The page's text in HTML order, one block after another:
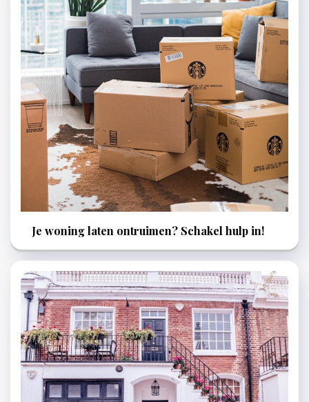
Je woning laten ontruimen? Schakel hulp in!